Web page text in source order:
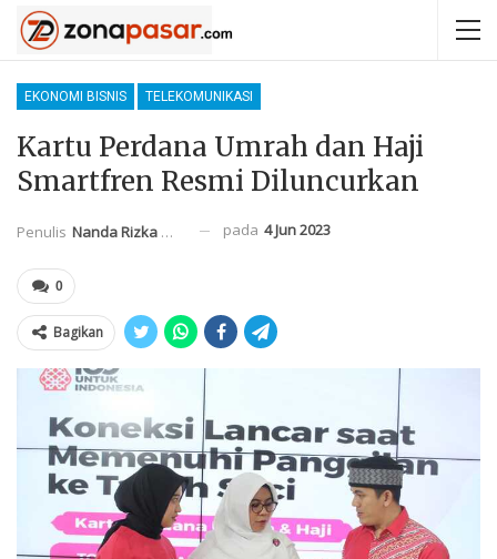
EKONOMI BISNIS TELEKOMUNIKASI
Kartu Perdana Umrah dan Haji
Smartfren Resmi Diluncurkan
Penulis Nanda Rizka Mahendra pada 4 Jun 2023
0
Bagikan